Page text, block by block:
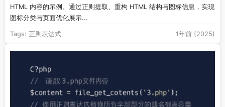
HTML 内容的示例。通过正则提取、重构 HTML 结构与图标信息，实现
图标分类与页面优化展示...
Tags: 正则表达式 1年前 (2025)